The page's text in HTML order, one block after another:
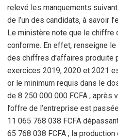
relevé les manquements
de l’un des candidats, à savoir
Le ministère note que le chiffre
conforme. En effet, renseigne le
des chiffres d’affaires produite
exercices 2019, 2020 et 2021
or le minimum requis dans le
de 8 250 000 000 FCFA ; après
l’offre de l’entreprise est
11 065 768 038 FCFA
65 768 038 FCFA ; la production